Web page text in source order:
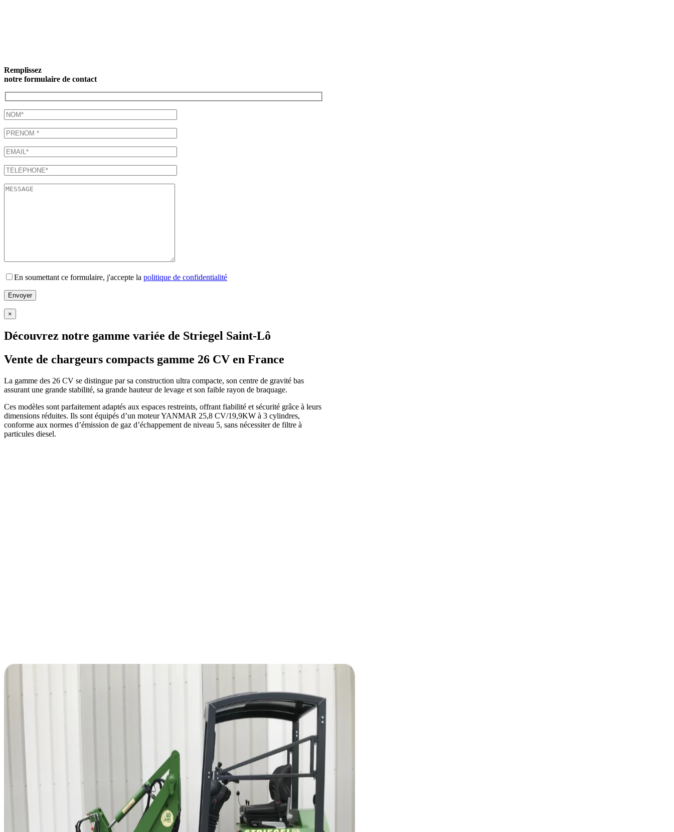
Remplissez
notre formulaire de contact
En soumettant ce formulaire, j'accepte la politique de confidentialité
×
Découvrez notre gamme variée de Striegel Saint-Lô
Vente de chargeurs compacts gamme 26 CV en France
La gamme des 26 CV se distingue par sa construction ultra compacte, son centre de gravité bas
assurant une grande stabilité, sa grande hauteur de levage et son faible rayon de braquage.
Ces modèles sont parfaitement adaptés aux espaces restreints, offrant fiabilité et sécurité grâce à leurs
dimensions réduites. Ils sont équipés d’un moteur YANMAR 25,8 CV/19,9KW à 3 cylindres,
conforme aux normes d’émission de gaz d’échappement de niveau 5, sans nécessiter de filtre à
particules diesel.